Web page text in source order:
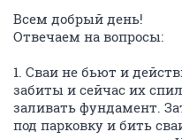
Всем добрый день!
Отвечаем на вопросы:
1. Сваи не бьют и
забиты и сейчас их
заливать фундамент.
под парковку и бить